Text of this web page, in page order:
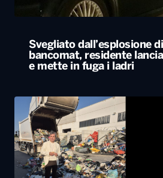
Svegliato dall’esplosione
bancomat, residente
e mette in fuga i ladri